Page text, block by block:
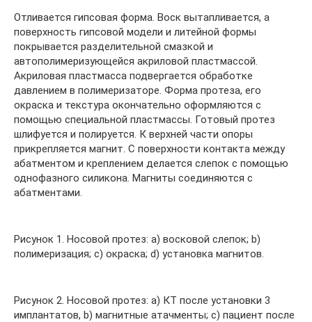
Отливается гипсовая форма. Воск вытапливается, а
поверхность гипсовой модели и литейной формы
покрывается разделительной смазкой и
автополимеризующейся акриловой пластмассой.
Акриловая пластмасса подвергается обработке
давлением в полимеризаторе. Форма протеза, его
окраска и текстура окончательно оформляются с
помощью специальной пластмассы. Готовый протез
шлифуется и полируется. К верхней части опоры
прикрепляется магнит. С поверхности контакта между
абатментом и креплением делается слепок с помощью
однофазного силикона. Магниты соединяются с
абатментами.
Рисунок 1. Носовой протез: a) восковой слепок; b)
полимеризация; c) окраска; d) установка магнитов.
Рисунок 2. Носовой протез: a) КT после установки 3
имплантатов, b) магнитные атачменты; c) пациент после